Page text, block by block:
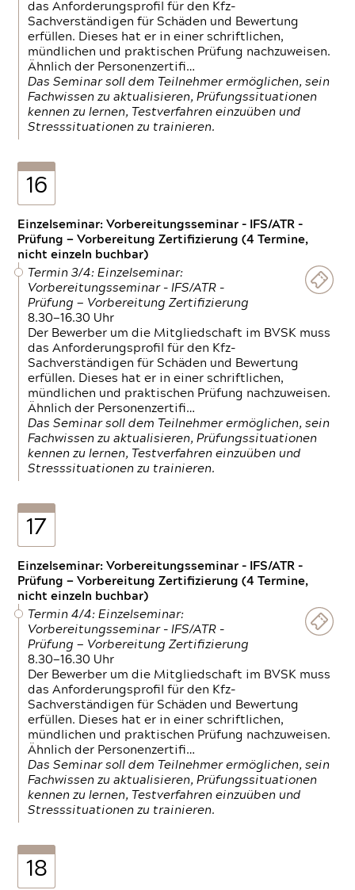
das Anforderungsprofil für den Kfz-
Sachverständigen für Schäden und Bewertung
erfüllen. Dieses hat er in einer schriftlichen,
mündlichen und praktischen Prüfung nachzuweisen.
Ähnlich der Personenzertifi…
Das Seminar soll dem Teilnehmer ermöglichen, sein
Fachwissen zu aktualisieren, Prüfungssituationen
kennen zu lernen, Testverfahren einzuüben und
Stresssituationen zu trainieren.
16
Einzelseminar: Vorbereitungsseminar - IFS/ATR -
Prüfung — Vorbereitung Zertifizierung (4 Termine,
nicht einzeln buchbar)
Termin 3/4: Einzelseminar:
Vorbereitungsseminar - IFS/ATR -
Prüfung — Vorbereitung Zertifizierung
8.30—16.30 Uhr
Der Bewerber um die Mitgliedschaft im BVSK muss
das Anforderungsprofil für den Kfz-
Sachverständigen für Schäden und Bewertung
erfüllen. Dieses hat er in einer schriftlichen,
mündlichen und praktischen Prüfung nachzuweisen.
Ähnlich der Personenzertifi…
Das Seminar soll dem Teilnehmer ermöglichen, sein
Fachwissen zu aktualisieren, Prüfungssituationen
kennen zu lernen, Testverfahren einzuüben und
Stresssituationen zu trainieren.
17
Einzelseminar: Vorbereitungsseminar - IFS/ATR -
Prüfung — Vorbereitung Zertifizierung (4 Termine,
nicht einzeln buchbar)
Termin 4/4: Einzelseminar:
Vorbereitungsseminar - IFS/ATR -
Prüfung — Vorbereitung Zertifizierung
8.30—16.30 Uhr
Der Bewerber um die Mitgliedschaft im BVSK muss
das Anforderungsprofil für den Kfz-
Sachverständigen für Schäden und Bewertung
erfüllen. Dieses hat er in einer schriftlichen,
mündlichen und praktischen Prüfung nachzuweisen.
Ähnlich der Personenzertifi…
Das Seminar soll dem Teilnehmer ermöglichen, sein
Fachwissen zu aktualisieren, Prüfungssituationen
kennen zu lernen, Testverfahren einzuüben und
Stresssituationen zu trainieren.
18